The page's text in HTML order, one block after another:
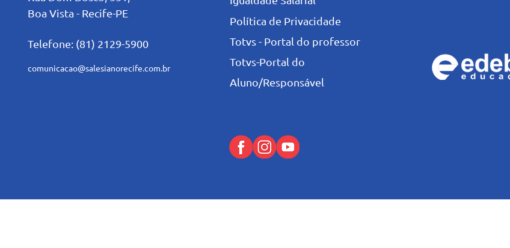
Boa Vista - Recife-PE
Telefone: (81) 2129-5900
comunicacao@salesianorecife.com.br
Política de Privacidade
Totvs - Portal do professor
Totvs-Portal do
Aluno/Responsável